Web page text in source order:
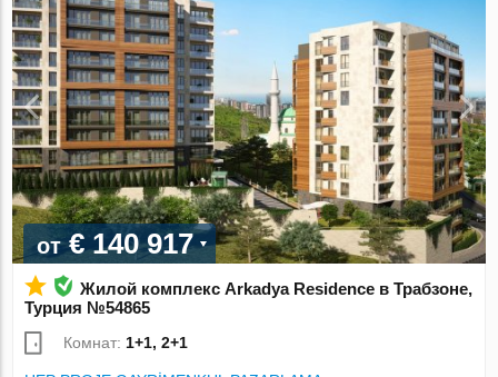
от€ 140 917
Жилой комплекс Arkadya Residence в Трабзоне,
Турция №54865
Комнат: 1+1, 2+1